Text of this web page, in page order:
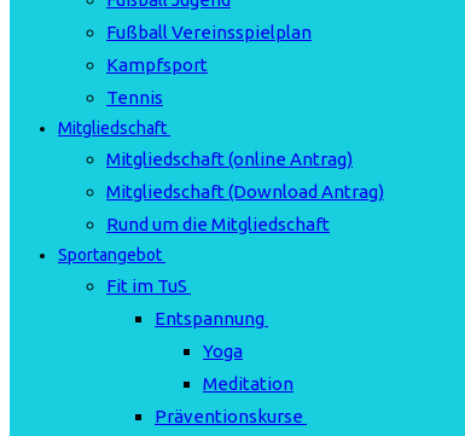
Fußball Vereinsspielplan
Kampfsport
Tennis
Mitgliedschaft
Mitgliedschaft (online Antrag)
Mitgliedschaft (Download Antrag)
Rund um die Mitgliedschaft
Sportangebot
Fit im TuS
Entspannung
Yoga
Meditation
Präventionskurse